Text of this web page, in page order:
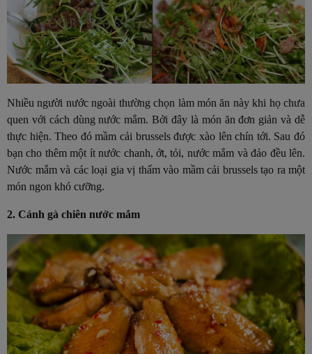
Nhiều người nước ngoài thường chọn làm món ăn này khi họ chưa
quen với cách dùng nước mắm. Bởi đây là món ăn đơn giản và dễ
thực hiện. Theo đó mầm cải brussels được xào lên chín tới. Sau đó
bạn cho thêm một ít nước chanh, ớt, tỏi, nước mắm và đảo đều lên.
Nước mắm và các loại gia vị thấm vào mầm cải brussels tạo ra một
món ngon khó cưỡng.
2. Cánh gà chiên nước mắm